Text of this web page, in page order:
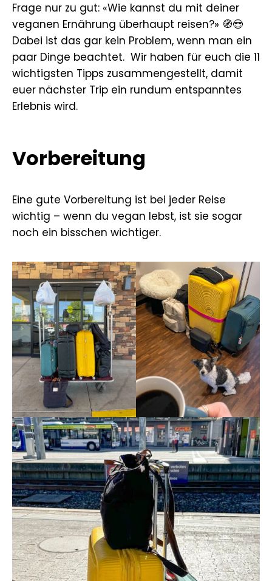
Frage nur zu gut: «Wie kannst du mit deiner
veganen Ernährung überhaupt reisen?» 🧭😎
Dabei ist das gar kein Problem, wenn man ein
paar Dinge beachtet. Wir haben für euch die 11
wichtigsten Tipps zusammengestellt, damit
euer nächster Trip ein rundum entspanntes
Erlebnis wird.
Vorbereitung
Eine gute Vorbereitung ist bei jeder Reise
wichtig – wenn du vegan lebst, ist sie sogar
noch ein bisschen wichtiger.